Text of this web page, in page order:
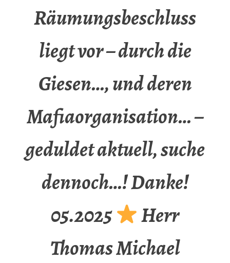
Räumungsbeschluss
liegt vor – durch die
Giesen…, und deren
Mafiaorganisation… –
geduldet aktuell, suche
dennoch…! Danke!
05.2025
Herr
Thomas Michael